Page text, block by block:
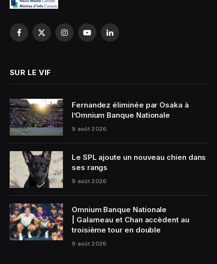
Facebook
X
InstagramYouTubeLinkedIn
SUR LE VIF
Fernandez éliminée par Osaka à
l’Omnium Banque Nationale
9 août 2026
Le SPL ajoute un nouveau chien dans
ses rangs
9 août 2026
Omnium Banque Nationale
| Galarneau et Chan accèdent au
troisième tour en double
9 août 2026